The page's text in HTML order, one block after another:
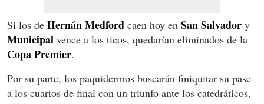
Si los de Hernán Medford caen hoy en San Salvador y
Municipal vence a los ticos, quedarían eliminados de la
Copa Premier.
Por su parte, los paquidermos buscarán finiquitar su pase
a los cuartos de final con un triunfo ante los catedráticos,